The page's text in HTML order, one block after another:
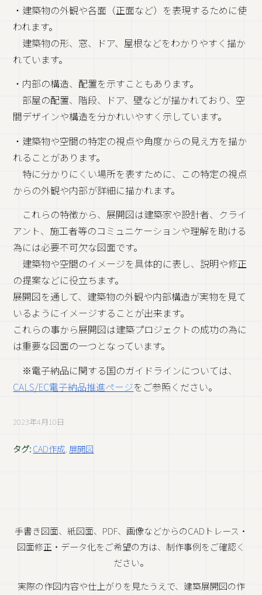
・建築物の外観や各面（正面など）を表現するために使
われます。
建築物の形、窓、ドア、屋根などをわかりやすく描か
れています。
・内部の構造、配置を示すこともあります。
部屋の配置、階段、ドア、壁などが描かれており、空
間デザインや構造を分かれいやすく示しています。
・建築物や空間の特定の視点や角度からの見え方を描か
れることがあります。
特に分かりにくい場所を表すために、この特定の視点
からの外観や内部が詳細に描かれます。
これらの特徴から、展開図は建築家や設計者、クライ
アント、施工者等のコミュニケーションや理解を助ける
為には必要不可欠な図面です。
建築物や空間のイメージを具体的に表し、説明や修正
の提案などに役立ちます。
展開図を通して、建築物の外観や内部構造が実物を見て
いるようにイメージすることが出来ます。
これらの事から展開図は建築プロジェクトの成功の為に
は重要な図面の一つとなっています。
※電子納品に関する国のガイドラインについては、
CALS/EC電子納品推進ページをご参照ください。
2023年4月10日
タグ:CAD作成 展開図
手書き図面、紙図面、PDF、画像などからのCADトレース・
図面修正・データ化をご希望の方は、制作事例をご確認く
ださい。
実際の作図内容や仕上がりを見たうえで、建築展開図の作